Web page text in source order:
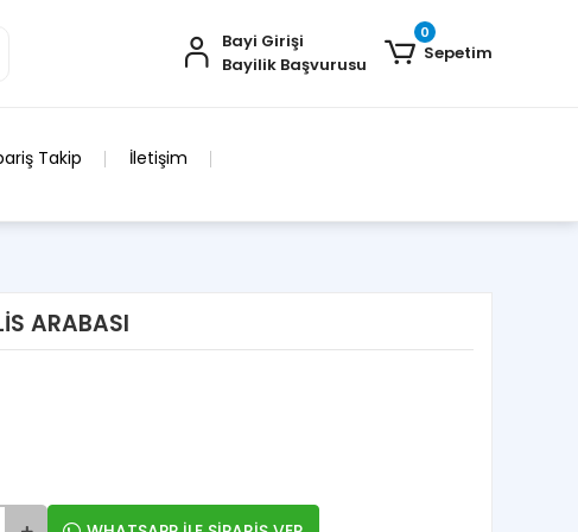
Bayi Girişi
Bayilik Başvurusu
0
Sepetim
Takip İletişim
ARABASI